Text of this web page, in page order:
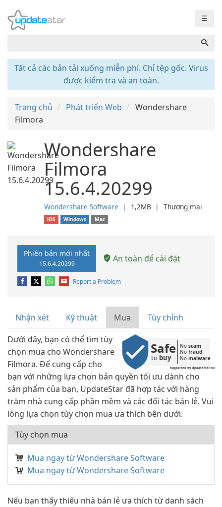
☰
Tất cả các bản tải xuống miễn phí. Chỉ tệp gốc. Virus
được kiểm tra và an toàn.
Trang chủ Phát triển Web
Wondershare
Filmora
Wondershare
Filmora
15.6.4.20299
Wondershare Software ❘ 1,2MB ❘ Thương mại
iOS Windows Mac
Phiên bản mới nhất
15.6.4.20299 An toàn để cài đặt
Report a Problem
Nhận xét Kỹ thuật Mua Tùy chỉnh
supported by UpdateStar.com
Safe
to buy
No scam
No fraud
No malware
Dưới đây, bạn có thể tìm tùy
chọn mua cho Wondershare
Filmora. Để cung cấp cho
bạn với những lựa chọn bản quyền tối ưu dành cho
sản phẩm của bạn, UpdateStar đã hợp tác với hàng
trăm nhà cung cấp phần mềm và các đối tác bán lẻ. Vui
lòng lựa chọn tùy chọn mua ưa thích bên dưới.
Tùy chọn mua
Mua ngay từ Wondershare Software
Mua ngay từ Wondershare Software
Nếu bạn thấy thiếu nhà bán lẻ ưa thích từ danh sách